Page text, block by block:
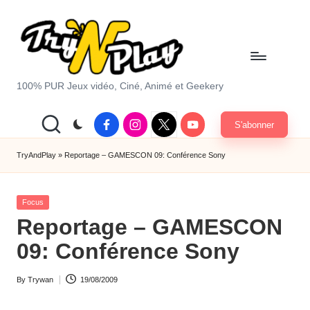
T
y
A
d
P
la
y.
100% PUR Jeux vidéo, Ciné, Animé et Geekery
FacebookInstagram
X
|
Twitter
Youtube S'abonner
TryAndPlay » Reportage – GAMESCON 09: Conférence Sony
Posted
Focus
Reportage – GAMESCON
09: Conférence Sony
Posted
By Trywan 19/08/2009